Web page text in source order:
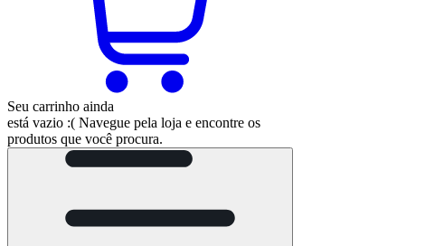
Seu carrinho ainda
está vazio :( Navegue pela loja e encontre os
produtos que você procura.